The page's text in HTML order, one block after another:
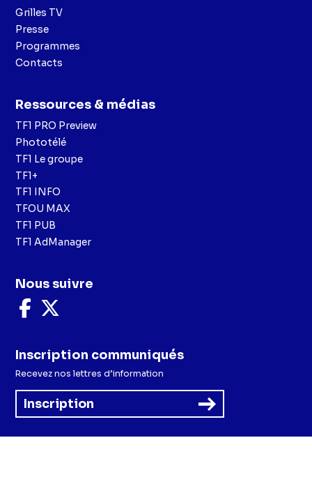
Grilles TV
Presse
Programmes
Contacts
Ressources & médias
TF1 PRO Preview
Phototélé
TF1 Le groupe
TF1+
TF1 INFO
TFOU MAX
TF1 PUB
TF1 AdManager
Nous suivre
Nous
suivre
Facebook
X
Inscription communiqués
Recevez nos lettres d’information
Inscription